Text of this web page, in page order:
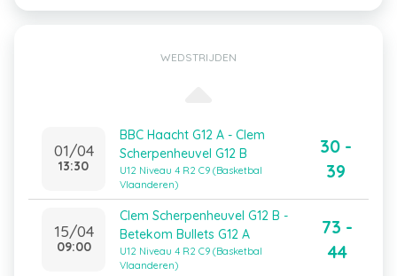
WEDSTRIJDEN
01/04
13:30
BBC Haacht G12 A - Clem
Scherpenheuvel G12 B
U12 Niveau 4 R2 C9 (Basketbal
Vlaanderen)
30 -
39
15/04
09:00
Clem Scherpenheuvel G12 B -
Betekom Bullets G12 A
U12 Niveau 4 R2 C9 (Basketbal
Vlaanderen)
73 -
44